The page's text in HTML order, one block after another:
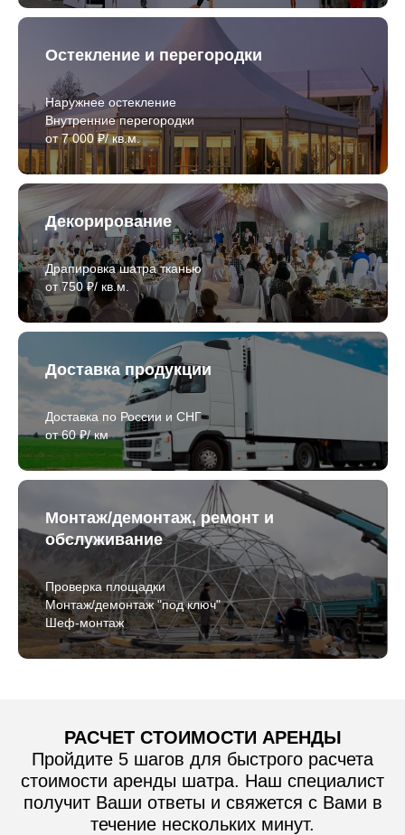
Остекление и перегородки
Наружнее остекление
Внутренние перегородки
от 7 000 ₽/ кв.м.
Декорирование
Драпировка шатра тканью
от 750 ₽/ кв.м.
Доставка продукции
Доставка по России и СНГ
от 60 ₽/ км
Монтаж/демонтаж, ремонт и
обслуживание
Проверка площадки
Монтаж/демонтаж "под ключ"
Шеф-монтаж
РАСЧЕТ СТОИМОСТИ АРЕНДЫ
Пройдите 5 шагов для быстрого расчета
стоимости аренды шатра. Наш специалист
получит Ваши ответы и свяжется с Вами в
течение нескольких минут.